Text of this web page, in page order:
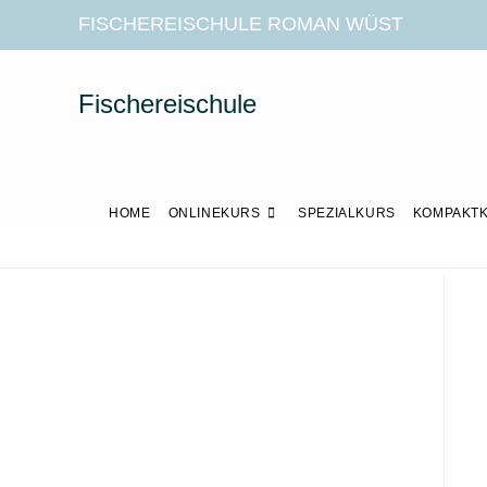
FISCHEREISCHULE ROMAN WÜST
Fischereischule
HOME ONLINEKURS SPEZIALKURS